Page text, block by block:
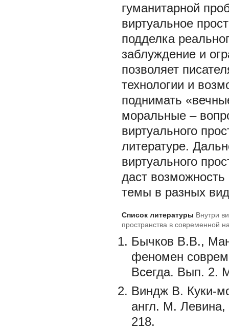
гуманитарной
виртуальное
подделка
заблуждение и
позволяет
технологии и
поднимать
моральные –
виртуального
литературе.
виртуального
даст возможность
темы в разных
Список литературы Внутри
пространства в современной
Бычков В.В.,
феномен
Всегда. Вып. 2.
Виндж В. Куки-
англ. М.
218.